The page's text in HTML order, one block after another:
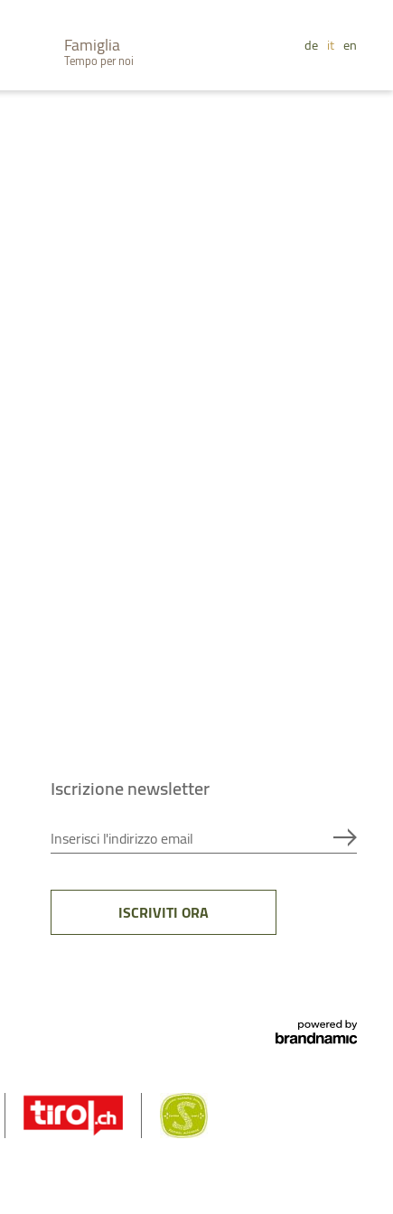
Famiglia
Tempo per noi
de it en
Iscrizione newsletter
Inserisci l'indirizzo email
ISCRIVITI ORA